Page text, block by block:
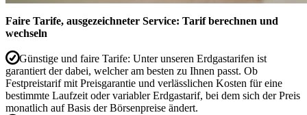
Faire Tarife, ausgezeichneter Service: Tarif berechnen und
wechseln
Günstige und faire Tarife: Unter unseren Erdgastarifen ist
garantiert der dabei, welcher am besten zu Ihnen passt. Ob
Festpreistarif mit Preisgarantie und verlässlichen Kosten für eine
bestimmte Laufzeit oder variabler Erdgastarif, bei dem sich der Preis
monatlich auf Basis der Börsenpreise ändert.